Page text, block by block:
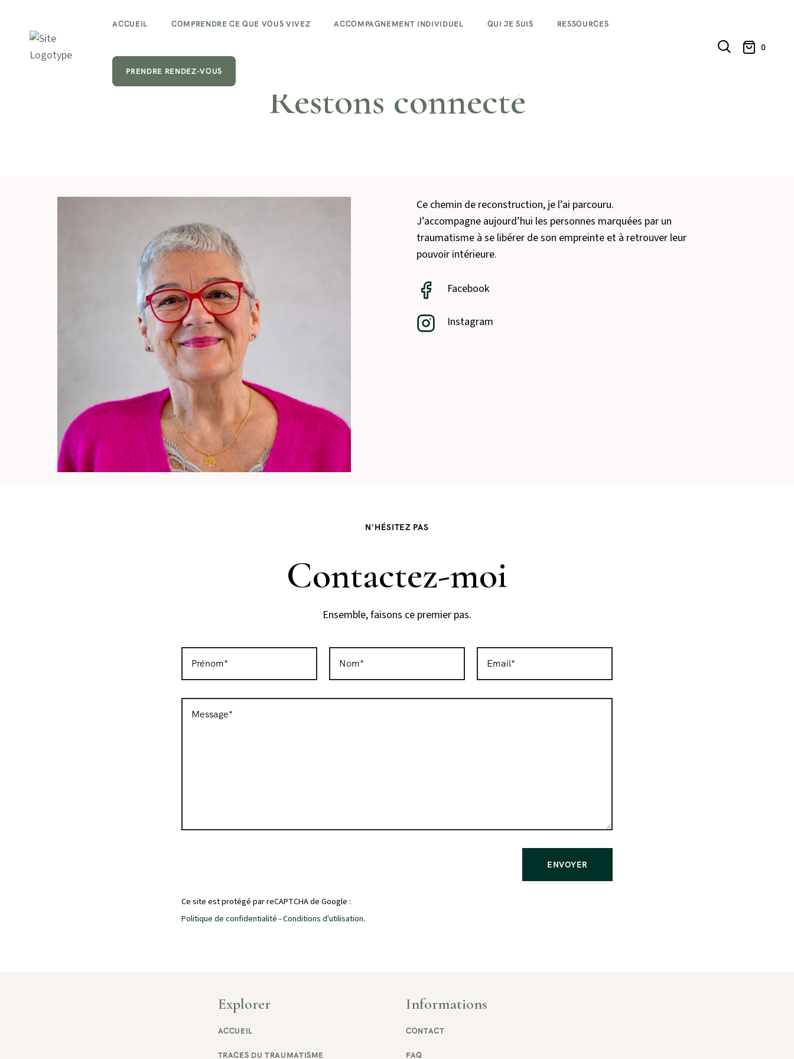
ACCUEIL COMPRENDRE CE QUE VOUS VIVEZ ACCOMPAGNEMENT INDIVIDUEL QUI JE SUIS RESSOURCES
PRENDRE RENDEZ-VOUS
0
Restons connecté
Ce chemin de reconstruction, je l’ai parcouru.
J’accompagne aujourd’hui les personnes marquées par un
traumatisme à se libérer de son empreinte et à retrouver leur
pouvoir intérieure.
Facebook
Instagram
N'HÉSITEZ PAS
Contactez-moi
Ensemble, faisons ce premier pas.
Ce site est protégé par reCAPTCHA de Google :
Politique de confidentialité-Conditions d'utilisation.
Explorer
ACCUEIL
TRACES DU TRAUMATISME
Informations
CONTACT
FAQ